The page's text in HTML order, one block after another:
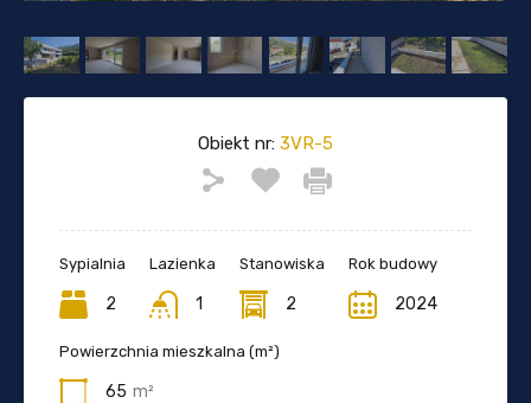
Obiekt nr: 3VR-5
Sypialnia
2
Lazienka
1
Stanowiska
2
Rok budowy
2024
Powierzchnia mieszkalna (m²)
65 m²